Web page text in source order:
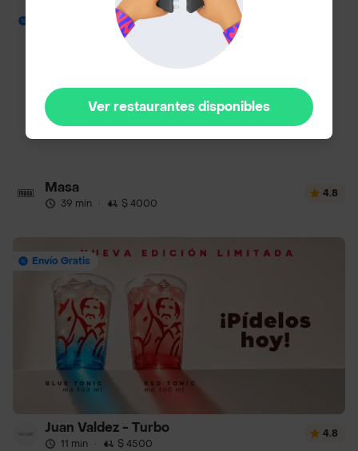
Masa
39 min · $ 4000
4.8
Envío Gratis
Juan Valdez - Turbo
11 min · $ 4500
4.8
Ver restaurantes disponibles